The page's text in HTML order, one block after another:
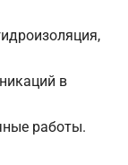
в
работы.